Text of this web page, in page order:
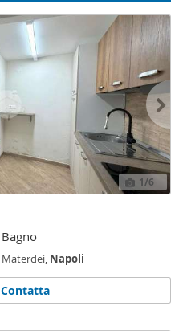
1/6
Materdei, Napoli
Contatta